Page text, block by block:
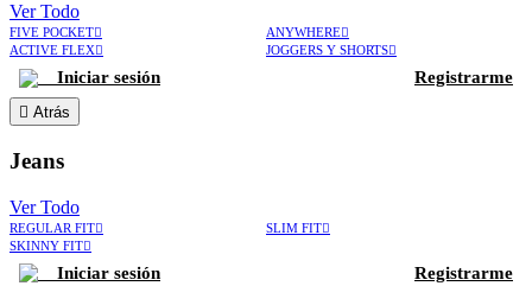
Ver Todo
FIVE POCKET
ANYWHERE
ACTIVE FLEX
JOGGERS Y SHORTS
Iniciar sesión Registrarme
Atrás
Jeans
Ver Todo
REGULAR FIT
SLIM FIT
SKINNY FIT
Iniciar sesión Registrarme